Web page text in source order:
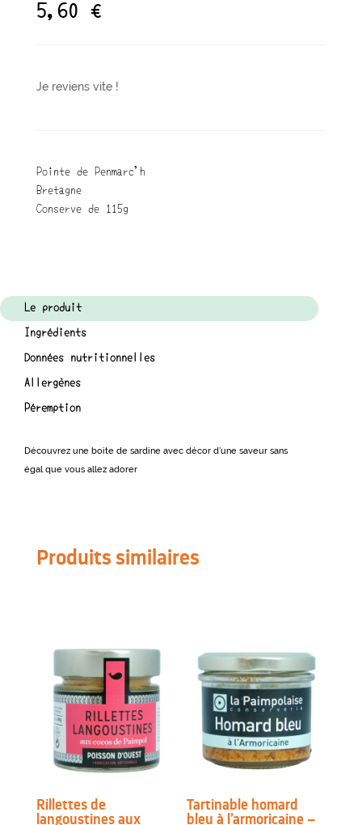
5,60 €
Je reviens vite !
Pointe de Penmarc'h
Bretagne
Conserve de 115g
Le produit
Ingrédients
Données nutritionnelles
Allergènes
Péremption
Découvrez une boite de sardine avec décor d’une saveur sans
égal que vous allez adorer
Produits similaires
Rillettes de
langoustines aux
Tartinable homard
bleu à l’armoricaine –